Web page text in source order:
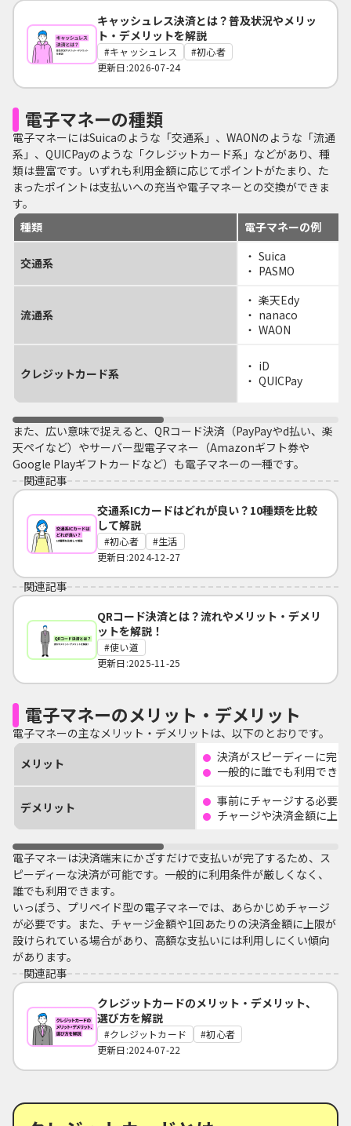
キャッシュレス決済とは？普及状況やメリッ
ト・デメリットを解説
キャッシュレス
初心者
更新日:2026-07-24
電子マネーの種類
電子マネーにはSuicaのような「交通系」、WAONのような「流通
系」、QUICPayのような「クレジットカード系」などがあり、種
類は豊富です。いずれも利用金額に応じてポイントがたまり、た
まったポイントは支払いへの充当や電子マネーとの交換ができま
す。
種類
電子マネーの例
交通系
Suica
PASMO
流通系
楽天Edy
nanaco
WAON
クレジットカード系
iD
QUICPay
また、広い意味で捉えると、QRコード決済（PayPayやd払い、楽
天ペイなど）やサーバー型電子マネー（Amazonギフト券や
Google Playギフトカードなど）も電子マネーの一種です。
関連記事
交通系ICカードはどれが良い？10種類を比較
して解説
初心者
生活
更新日:2024-12-27
関連記事
QRコード決済とは？流れやメリット・デメリ
ットを解説！
使い道
更新日:2025-11-25
電子マネーのメリット・デメリット
電子マネーの主なメリット・デメリットは、以下のとおりです。
メリット
決済がスピーディーに完了
一般的に誰でも利用できる
デメリット
事前にチャージする必要
チャージや決済金額に上
電子マネーは決済端末にかざすだけで支払いが完了するため、ス
ピーディーな決済が可能です。一般的に利用条件が厳しくなく、
誰でも利用できます。
いっぽう、プリペイド型の電子マネーでは、あらかじめチャージ
が必要です。また、チャージ金額や1回あたりの決済金額に上限が
設けられている場合があり、高額な支払いには利用しにくい傾向
があります。
関連記事
クレジットカードのメリット・デメリット、
選び方を解説
クレジットカード
初心者
更新日:2024-07-22